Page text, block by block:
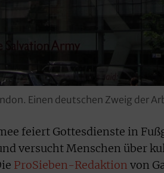
Einen deutschen Zweig der
feiert Gottesdienste in
versucht Menschen über
ProSieben-Redaktion von